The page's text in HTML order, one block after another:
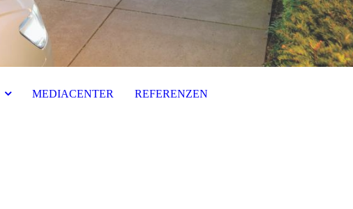
MEDIACENTER REFERENZEN